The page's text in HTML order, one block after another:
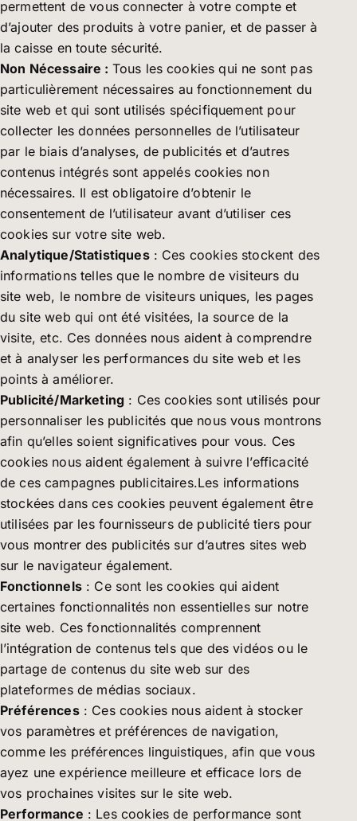
permettent de vous connecter à votre compte et
d’ajouter des produits à votre panier, et de passer à
la caisse en toute sécurité.
Non Nécessaire : Tous les cookies qui ne sont pas
particulièrement nécessaires au fonctionnement du
site web et qui sont utilisés spécifiquement pour
collecter les données personnelles de l’utilisateur
par le biais d’analyses, de publicités et d’autres
contenus intégrés sont appelés cookies non
nécessaires. Il est obligatoire d’obtenir le
consentement de l’utilisateur avant d’utiliser ces
cookies sur votre site web.
Analytique/Statistiques: Ces cookies stockent des
informations telles que le nombre de visiteurs du
site web, le nombre de visiteurs uniques, les pages
du site web qui ont été visitées, la source de la
visite, etc. Ces données nous aident à comprendre
et à analyser les performances du site web et les
points à améliorer.
Publicité/Marketing : Ces cookies sont utilisés pour
personnaliser les publicités que nous vous montrons
afin qu’elles soient significatives pour vous. Ces
cookies nous aident également à suivre l’efficacité
de ces campagnes publicitaires.Les informations
stockées dans ces cookies peuvent également être
utilisées par les fournisseurs de publicité tiers pour
vous montrer des publicités sur d’autres sites web
sur le navigateur également.
Fonctionnels: Ce sont les cookies qui aident
certaines fonctionnalités non essentielles sur notre
site web. Ces fonctionnalités comprennent
l’intégration de contenus tels que des vidéos ou le
partage de contenus du site web sur des
plateformes de médias sociaux.
Préférences: Ces cookies nous aident à stocker
vos paramètres et préférences de navigation,
comme les préférences linguistiques, afin que vous
ayez une expérience meilleure et efficace lors de
vos prochaines visites sur le site web.
Performance : Les cookies de performance sont